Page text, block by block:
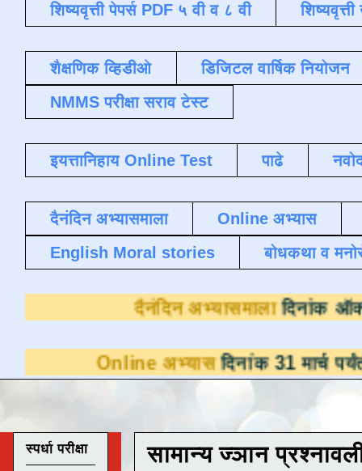
शिष्यवृत्ती पेपर्स PDF ५ वी व ८ वी
शैक्षणिक व्हिडीओ
डिजिटल वार्षिक नियोजन
NMMS परीक्षा सराव टेस्ट
इयत्तानिहाय Online Test पाढे
दैनंदिन अभ्यासमाला
Online अभ्यास
English Moral stories
बोधकथा व
दैनंदिन
अभ्यासदिनांक 31 मार्च पर्यंत
सामान्य ज्ञान
स्पर्धा परीक्षा